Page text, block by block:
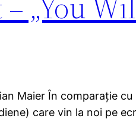
Maier În comparaţie cu
care vin la noi pe